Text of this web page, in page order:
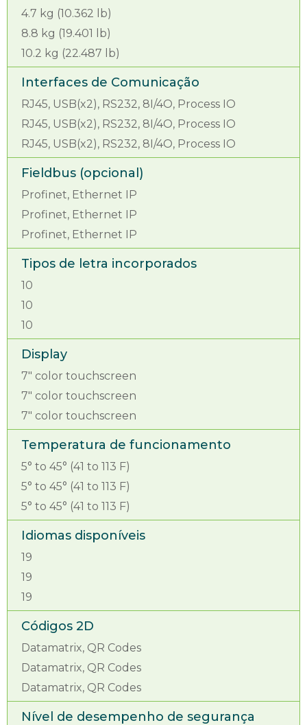
4.7 kg (10.362 lb)
8.8 kg (19.401 lb)
10.2 kg (22.487 lb)
Interfaces de Comunicação
RJ45, USB(x2), RS232, 8I/4O, Process IO
RJ45, USB(x2), RS232, 8I/4O, Process IO
RJ45, USB(x2), RS232, 8I/4O, Process IO
Fieldbus (opcional)
Profinet, Ethernet IP
Profinet, Ethernet IP
Profinet, Ethernet IP
Tipos de letra incorporados
10
10
10
Display
7" color touchscreen
7" color touchscreen
7" color touchscreen
Temperatura de funcionamento
5° to 45° (41 to 113 F)
5° to 45° (41 to 113 F)
5° to 45° (41 to 113 F)
Idiomas disponíveis
19
19
19
Códigos 2D
Datamatrix, QR Codes
Datamatrix, QR Codes
Datamatrix, QR Codes
Nível de desempenho de segurança